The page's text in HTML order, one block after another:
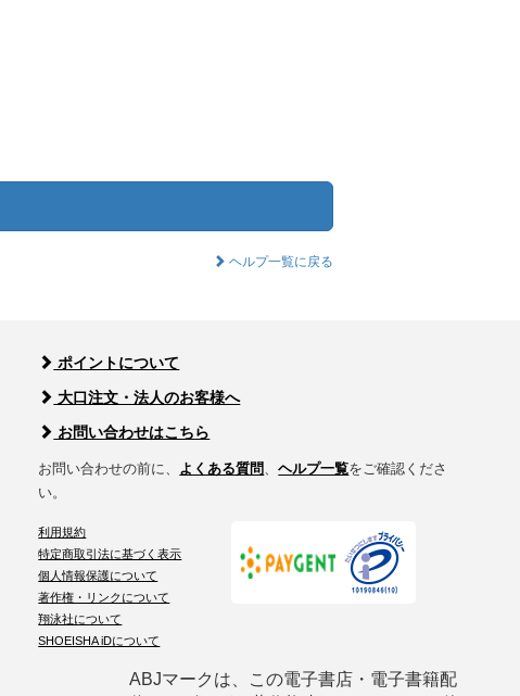
ヘルプ一覧に戻る
ポイントについて
大口注文・法人のお客様へ
お問い合わせはこちら
お問い合わせの前に、 よくある質問、ヘルプ一覧をご確認くださ
い。
利用規約
特定商取引法に基づく表示
個人情報保護について
著作権・リンクについて
翔泳社について
SHOEISHA iDについて
ABJマークは、この電子書店・電子書籍配